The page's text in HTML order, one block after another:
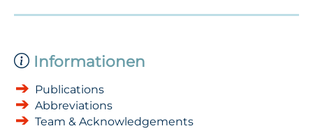
Informationen
Publications
Abbreviations
Team & Acknowledgements